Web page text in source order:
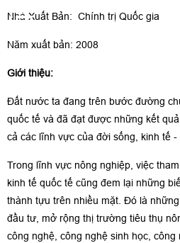
Nhà Xuất Bản: Chính trị Quốc gia
Năm xuất bản: 2008
Giới thiệu:
Đất nước ta đang trên bước đường
quốc tế và đã đạt được những kết
cả các lĩnh vực của đời sống, kinh tế -
Trong lĩnh vực nông nghiệp, việc
kinh tế quốc tế cũng đem lại những
thành tựu trên nhiều mặt. Đó là
đầu tư, mở rộng thị trường tiêu thụ
công nghệ, công nghệ sinh học,